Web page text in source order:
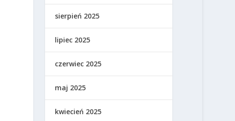
sierpień 2025
lipiec 2025
czerwiec 2025
maj 2025
kwiecień 2025